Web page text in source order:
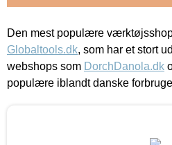
Den mest populære
Globaltools.dk, som har et stort
webshops som DorchDanola.dk
populære iblandt danske